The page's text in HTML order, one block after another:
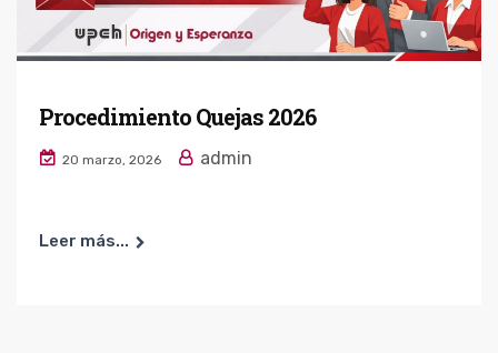
Procedimiento Quejas 2026
20 marzo, 2026 admin
Leer más...